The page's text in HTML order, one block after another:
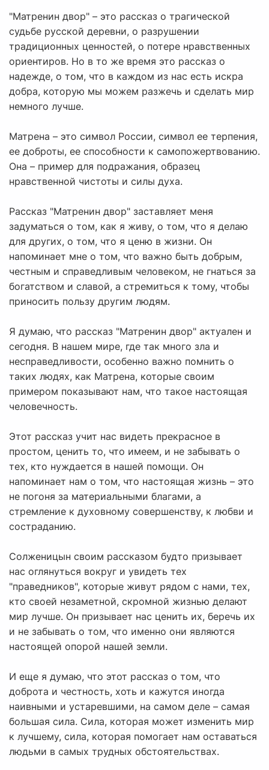
"Матренин двор" – это рассказ о трагической
судьбе русской деревни, о разрушении
традиционных ценностей, о потере нравственных
ориентиров. Но в то же время это рассказ о
надежде, о том, что в каждом из нас есть искра
добра, которую мы можем разжечь и сделать мир
немного лучше.
Матрена – это символ России, символ ее терпения,
ее доброты, ее способности к самопожертвованию.
Она – пример для подражания, образец
нравственной чистоты и силы духа.
Рассказ "Матренин двор" заставляет меня
задуматься о том, как я живу, о том, что я делаю
для других, о том, что я ценю в жизни. Он
напоминает мне о том, что важно быть добрым,
честным и справедливым человеком, не гнаться за
богатством и славой, а стремиться к тому, чтобы
приносить пользу другим людям.
Я думаю, что рассказ "Матренин двор" актуален и
сегодня. В нашем мире, где так много зла и
несправедливости, особенно важно помнить о
таких людях, как Матрена, которые своим
примером показывают нам, что такое настоящая
человечность.
Этот рассказ учит нас видеть прекрасное в
простом, ценить то, что имеем, и не забывать о
тех, кто нуждается в нашей помощи. Он
напоминает нам о том, что настоящая жизнь – это
не погоня за материальными благами, а
стремление к духовному совершенству, к любви и
состраданию.
Солженицын своим рассказом будто призывает
нас оглянуться вокруг и увидеть тех
"праведников", которые живут рядом с нами, тех,
кто своей незаметной, скромной жизнью делают
мир лучше. Он призывает нас ценить их, беречь их
и не забывать о том, что именно они являются
настоящей опорой нашей земли.
И еще я думаю, что этот рассказ о том, что
доброта и честность, хоть и кажутся иногда
наивными и устаревшими, на самом деле – самая
большая сила. Сила, которая может изменить мир
к лучшему, сила, которая помогает нам оставаться
людьми в самых трудных обстоятельствах.